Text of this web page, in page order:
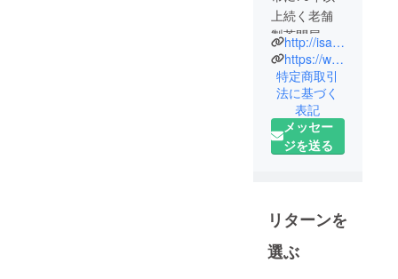
上続く老舗
製茶問屋
「井指製茶
株式会社」
で生まれ
育った三姉
妹が開く日
本茶カ
製茶工場内
をリノベー
ションした
http://isashien.jp/
https://www.instagram.com/1_34cafe/
特定商取引
法に基づく
表記
メッセー
ジを送る
リターンを
選ぶ